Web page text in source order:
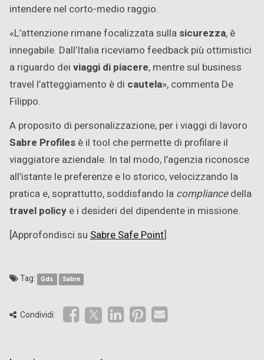
intendere nel corto-medio raggio.
«L’attenzione rimane focalizzata sulla sicurezza, è
innegabile. Dall’Italia riceviamo feedback più ottimistici
a riguardo dei viaggi di piacere, mentre sul business
travel l’atteggiamento è di cautela», commenta De
Filippo.
A proposito di personalizzazione, per i viaggi di lavoro
Sabre Profiles è il tool che permette di profilare il
viaggiatore aziendale. In tal modo, l’agenzia riconosce
all’istante le preferenze e lo storico, velocizzando la
pratica e, soprattutto, soddisfando la compliancedella
travel policy e i desideri del dipendente in missione.
[Approfondisci su Sabre Safe Point]
Tag: Gds Sabre
Condividi: